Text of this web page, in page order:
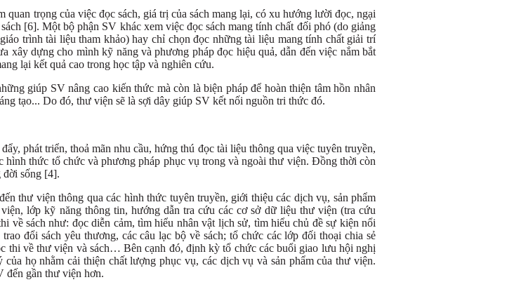
trọng của việc đọc sách, giá trị của sách mang lại, có xu hướng lười đọc, ngại
[6]. Một bộ phận SV khác xem việc đọc sách mang tính chất đối phó (do giảng
trình tài liệu tham khảo) hay chỉ chọn đọc những tài liệu mang tính chất giải trí
xây dựng cho mình kỹ năng và phương pháp đọc hiệu quả, dẫn đến việc nắm bắt
lại kết quả cao trong học tập và nghiên cứu.
giúp SV nâng cao kiến thức mà còn là biện pháp để hoàn thiện tâm hồn nhân
tạo... Do đó, thư viện sẽ là sợi dây giúp SV kết nối nguồn tri thức đó.
phát triển, thoả mãn nhu cầu, hứng thú đọc tài liệu thông qua việc tuyên truyền,
thức tổ chức và phương pháp phục vụ trong và ngoài thư viện. Đồng thời còn
đời sống [4].
thư viện thông qua các hình thức tuyên truyền, giới thiệu các dịch vụ, sản phẩm
lớp kỹ năng thông tin, hướng dẫn tra cứu các cơ sở dữ liệu thư viện (tra cứu
về sách như: đọc diễn cảm, tìm hiểu nhân vật lịch sử, tìm hiểu chủ đề sự kiện nổi
đổi sách yêu thương, các câu lạc bộ về sách; tổ chức các lớp đối thoại chia sẻ
thi về thư viện và sách… Bên cạnh đó, định kỳ tổ chức các buổi giao lưu hội nghị
họ nhằm cải thiện chất lượng phục vụ, các dịch vụ và sản phẩm của thư viện.
đến gần thư viện hơn.